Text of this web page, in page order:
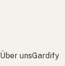
Über unsGardify